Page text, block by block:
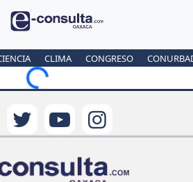
CLIMA CONGRESO
Loading...